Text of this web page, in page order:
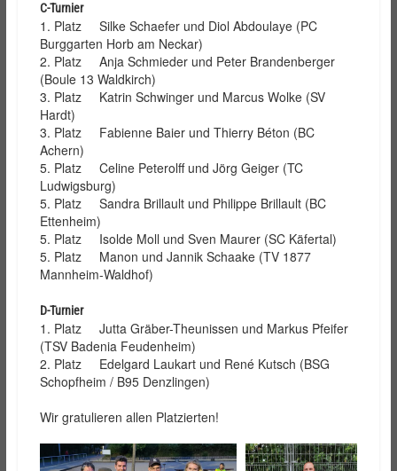
C-Turnier
1. Platz Silke Schaefer und Diol Abdoulaye (PC
Burggarten Horb am Neckar)
2. Platz Anja Schmieder und Peter Brandenberger
(Boule 13 Waldkirch)
3. Platz Katrin Schwinger und Marcus Wolke (SV
Hardt)
3. Platz Fabienne Baier und Thierry Béton (BC
Achern)
5. Platz Celine Peterolff und Jörg Geiger (TC
Ludwigsburg)
5. Platz Sandra Brillault und Philippe Brillault (BC
Ettenheim)
5. Platz Isolde Moll und Sven Maurer (SC Käfertal)
5. Platz Manon und Jannik Schaake (TV 1877
Mannheim-Waldhof)
D-Turnier
1. Platz Jutta Gräber-Theunissen und Markus Pfeifer
(TSV Badenia Feudenheim)
2. Platz Edelgard Laukart und René Kutsch (BSG
Schopfheim / B95 Denzlingen)
Wir gratulieren allen Platzierten!